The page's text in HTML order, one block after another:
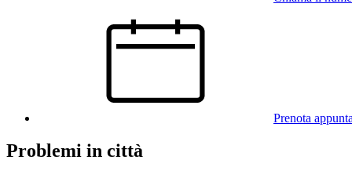
Prenota
Problemi in città